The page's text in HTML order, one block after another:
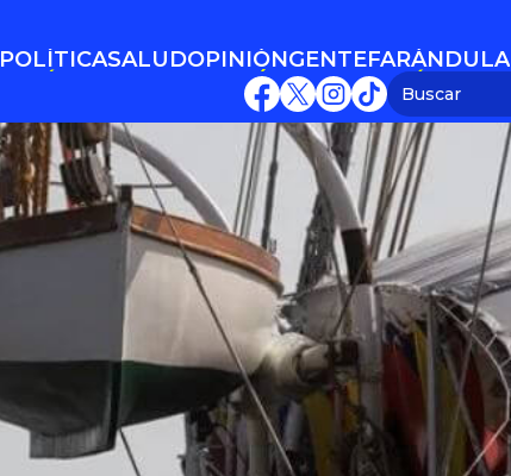
POLÍTICASALUDOPINIÓN
OPINIÓN
GENTE
GENTE
FARÁNDULA
FARÁNDULA